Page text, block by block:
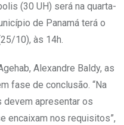
(30 UH) será na quarta-
de Panamá terá o
10), às 14h.
Alexandre Baldy, as
fase de conclusão. “Na
devem apresentar os
encaixam nos requisitos”,